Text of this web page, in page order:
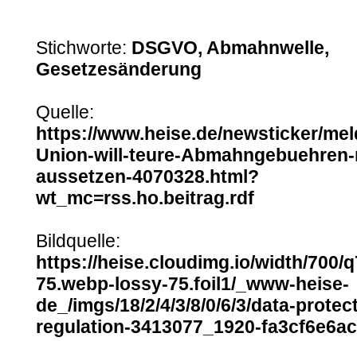
Stichworte: DSGVO, Abmahnwelle,
Gesetzesänderung
Quelle:
https://www.heise.de/newsticker/
Union-will-teure-
aussetzen-4070328.html?
wt_mc=rss.ho.beitrag.rdf
Bildquelle:
https://heise.cloudimg.io/width/700/
75.webp-lossy-75.foil1/_www-heise-
de_/imgs/18/2/4/3/8/0/6/3/data-
regulation-3413077_1920-